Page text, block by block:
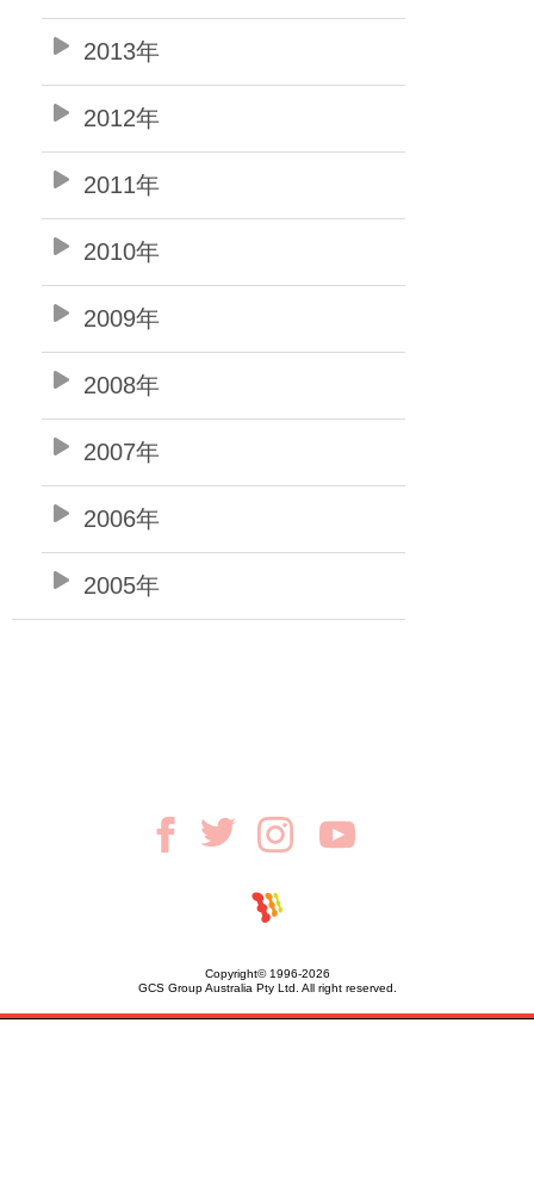
2013年
2012年
2011年
2010年
2009年
2008年
2007年
2006年
2005年
Copyright© 1996-2026
GCS Group Australia Pty Ltd. All right reserved.